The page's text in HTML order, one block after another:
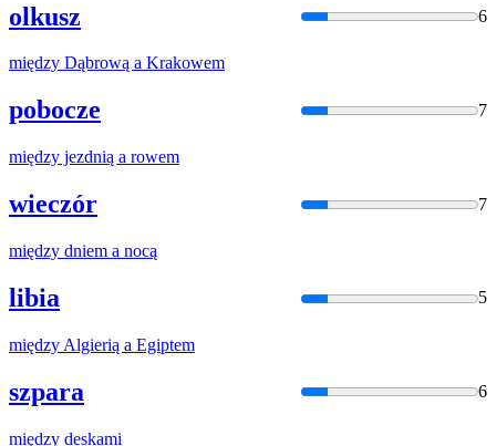
olkusz 6
między Dąbrową a Krakowem
pobocze 7
między jezdnią a rowem
wieczór 7
między dniem a nocą
libia 5
między Algierią a Egiptem
szpara 6
między deskami